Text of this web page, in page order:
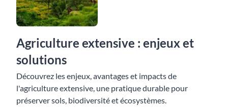
Agriculture extensive : enjeux et
solutions
Découvrez les enjeux, avantages et impacts de
l'agriculture extensive, une pratique durable pour
préserver sols, biodiversité et écosystèmes.